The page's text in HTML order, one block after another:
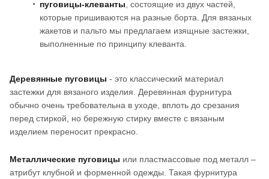
пуговицы-клеванты, состоящие из двух частей,
которые пришиваются на разные борта. Для вязаных
жакетов и пальто мы предлагаем изящные застежки,
выполненные по принципу клеванта.
Деревянные пуговицы - это классический материал
застежки для вязаного изделия. Деревянная фурнитура
обычно очень требовательна в уходе, вплоть до срезания
перед стиркой, но бережную стирку вместе с вязаным
изделием переносит прекрасно.
Металлические пуговицы или пластмассовые под металл –
атрибут клубной и форменной одежды. Такая фурнитура